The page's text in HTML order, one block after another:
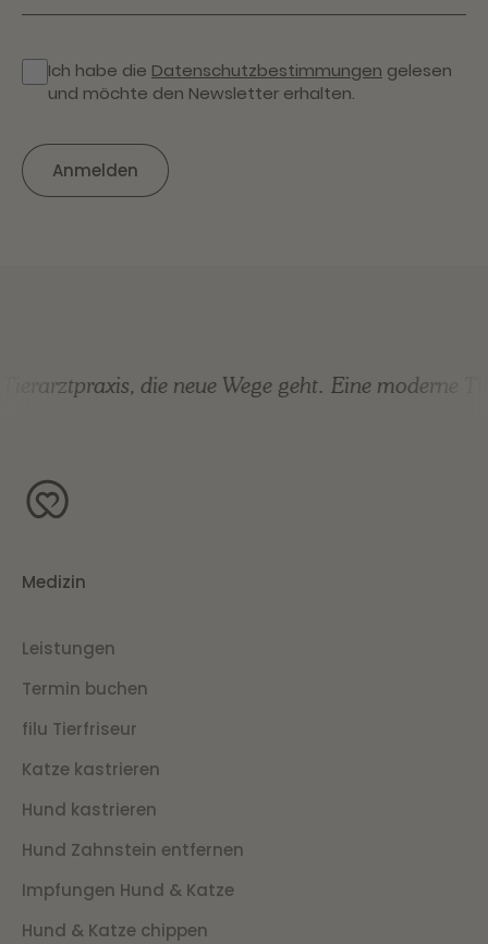
Ich habe die Datenschutzbestimmungen gelesen
und möchte den Newsletter erhalten.
die neue Wege geht. Eine moderne
Medizin
Leistungen
Termin buchen
filu Tierfriseur
Katze kastrieren
Hund kastrieren
Hund Zahnstein entfernen
Impfungen Hund & Katze
Hund & Katze chippen